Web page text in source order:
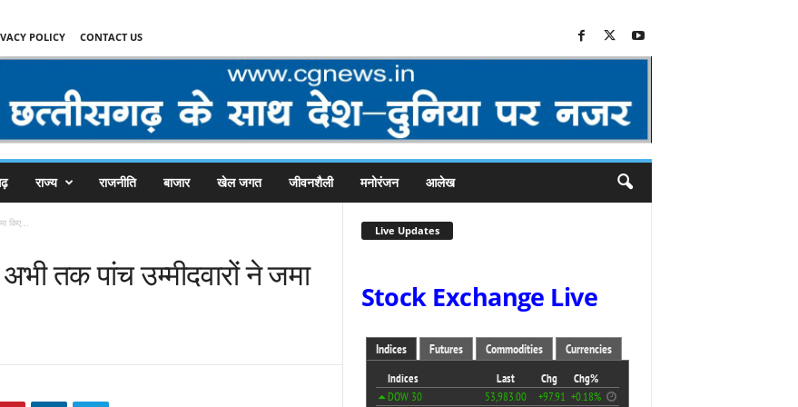
POLICY CONTACT US
राज्य राजनीति बाजार खेल जगत जीवनशैली मनोरंजन आलेख
किए...
तक पांच उम्मीदवारों ने जमा
Live Updates
Stock Exchange Live